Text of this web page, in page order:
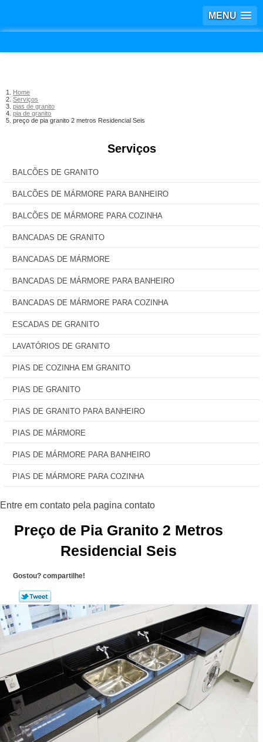
MENU
Home
Serviços
pias de granito
pia de granito
preço de pia granito 2 metros Residencial Seis
Serviços
BALCÕES DE GRANITO
BALCÕES DE MÁRMORE PARA BANHEIRO
BALCÕES DE MÁRMORE PARA COZINHA
BANCADAS DE GRANITO
BANCADAS DE MÁRMORE
BANCADAS DE MÁRMORE PARA BANHEIRO
BANCADAS DE MÁRMORE PARA COZINHA
ESCADAS DE GRANITO
LAVATÓRIOS DE GRANITO
PIAS DE COZINHA EM GRANITO
PIAS DE GRANITO
PIAS DE GRANITO PARA BANHEIRO
PIAS DE MÁRMORE
PIAS DE MÁRMORE PARA BANHEIRO
PIAS DE MÁRMORE PARA COZINHA
Preço de Pia Granito 2 Metros
Residencial Seis
Gostou? compartilhe!